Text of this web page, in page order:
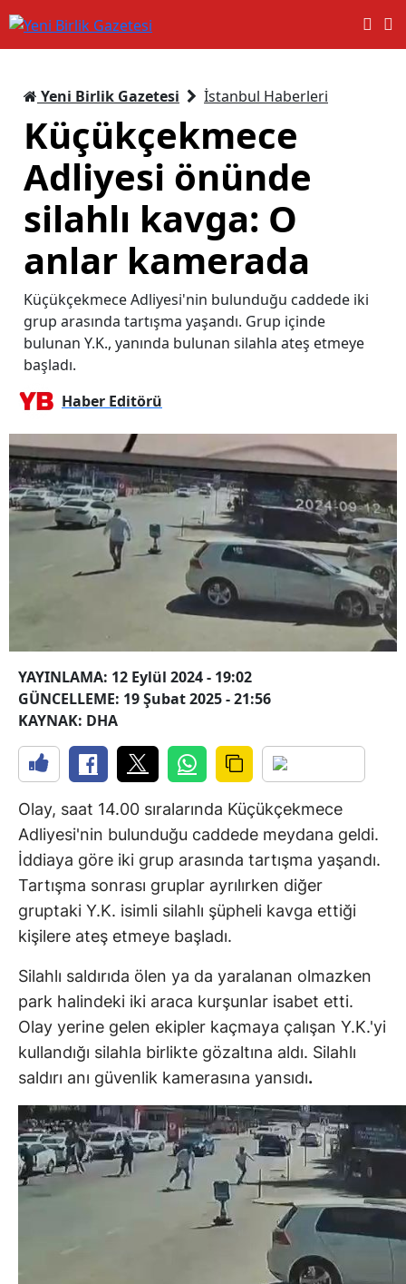
Yeni Birlik Gazetesi İstanbul Haberleri
Küçükçekmece
Adliyesi önünde
silahlı kavga: O
anlar kamerada
Küçükçekmece Adliyesi'nin bulunduğu caddede iki
grup arasında tartışma yaşandı. Grup içinde
bulunan Y.K., yanında bulunan silahla ateş etmeye
başladı.
Haber Editörü
YAYINLAMA: 12 Eylül 2024 - 19:02
GÜNCELLEME: 19 Şubat 2025 - 21:56
KAYNAK: DHA
Olay, saat 14.00 sıralarında Küçükçekmece
Adliyesi'nin bulunduğu caddede meydana geldi.
İddiaya göre iki grup arasında tartışma yaşandı.
Tartışma sonrası gruplar ayrılırken diğer
gruptaki Y.K. isimli silahlı şüpheli kavga ettiği
kişilere ateş etmeye başladı.
Silahlı saldırıda ölen ya da yaralanan olmazken
park halindeki iki araca kurşunlar isabet etti.
Olay yerine gelen ekipler kaçmaya çalışan Y.K.'yi
kullandığı silahla birlikte gözaltına aldı. Silahlı
saldırı anı güvenlik kamerasına yansıdı.